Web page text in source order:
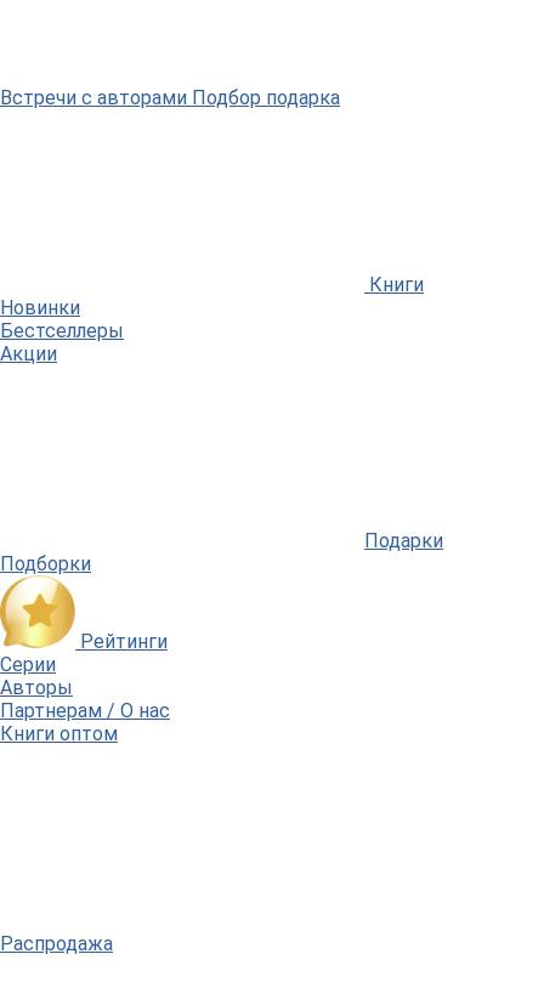
Встречи с авторами Подбор подарка
Книги
Новинки
Бестселлеры
Акции
Подарки
Подборки
Рейтинги
Серии
Авторы
Партнерам / О нас
Книги оптом
Распродажа